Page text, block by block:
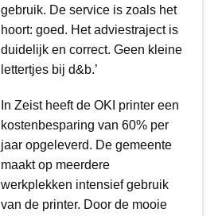
gebruik. De service is zoals het
hoort: goed. Het adviestraject is
duidelijk en correct. Geen kleine
lettertjes bij d&b.’
In Zeist heeft de OKI printer een
kostenbesparing van 60% per
jaar opgeleverd. De gemeente
maakt op meerdere
werkplekken intensief gebruik
van de printer. Door de mooie